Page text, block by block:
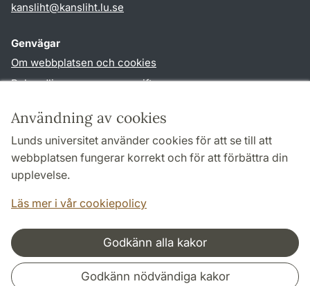
Användning av cookies
Lunds universitet använder cookies för att se till att
webbplatsen fungerar korrekt och för att förbättra din
upplevelse.
Läs mer i vår cookiepolicy
Godkänn alla kakor
Godkänn nödvändiga kakor
kansliht@kansliht.lu.se
Genvägar
Om webbplatsen och cookies
Behandling av personuppgifter
TYPO3-login
Följ oss i sociala medier
Samarbeten och nätverk